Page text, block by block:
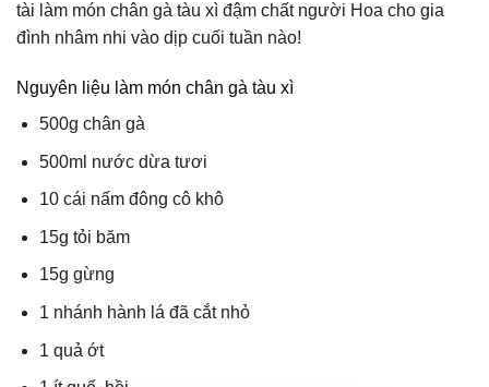
tài làm món chân gà tàu xì đậm chất người Hoa cho gia
đình nhâm nhi vào dịp cuối tuần nào!
Nguyên liệu làm món chân gà tàu xì
500g chân gà
500ml nước dừa tươi
10 cái nấm đông cô khô
15g tỏi băm
15g gừng
1 nhánh hành lá đã cắt nhỏ
1 quả ớt